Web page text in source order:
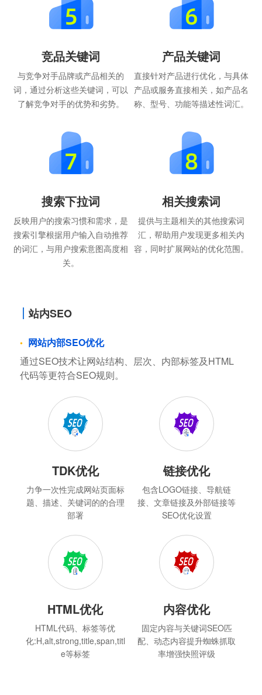
竞品关键词
与竞争对手品牌或产品相关的
词，通过分析这些关键词，可以
了解竞争对手的优势和劣势。
产品关键词
直接针对产品进行优化，与具体
产品或服务直接相关，如产品名
称、型号、功能等描述性词汇。
搜索下拉词
反映用户的搜索习惯和需求，是
搜索引擎根据用户输入自动推荐
的词汇，与用户搜索意图高度相
关。
相关搜索词
提供与主题相关的其他搜索词
汇，帮助用户发现更多相关内
容，同时扩展网站的优化范围。
站内SEO
网站内部SEO优化
通过SEO技术让网站结构、层次、内部标签及HTML
代码等更符合SEO规则。
TDK优化
力争一次性完成网站页面标
题、描述、关键词的的合理
部署
链接优化
包含LOGO链接、导航链
接、文章链接及外部链接等
SEO优化设置
HTML优化
HTML代码、标签等优
化:H,alt,strong,title,span,titl
e等标签
内容优化
固定内容与关键词SEO匹
配、动态内容提升蜘蛛抓取
率增强快照评级